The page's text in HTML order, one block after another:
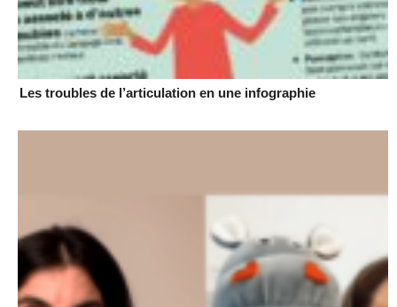
Les troubles de l’articulation en une infographie